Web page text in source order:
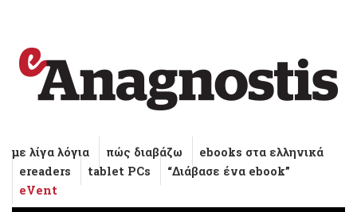
με λίγα λόγια πώς διαβάζω
ebooks στα ελληνικά
ereaders
tablet PCs
“Διάβασε ένα ebook”
eVent